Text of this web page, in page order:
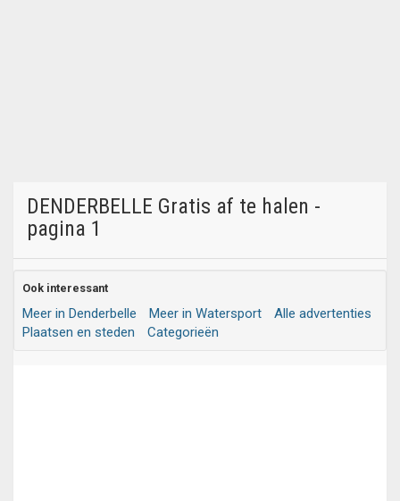
DENDERBELLE Gratis af te halen -
pagina 1
Ook interessant
Meer in Denderbelle Meer in Watersport
Alle advertenties
Plaatsen en steden
Categorieën